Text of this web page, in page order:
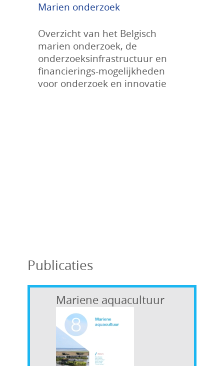
Marien onderzoek
Overzicht van het Belgisch
marien onderzoek, de
onderzoeksinfrastructuur en
financierings-mogelijkheden
voor onderzoek en innovatie
Publicaties
Mariene aquacultuur